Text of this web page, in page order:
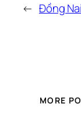
← Đồng Nai
MORE